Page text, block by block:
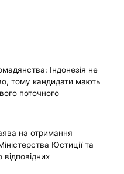
Індонезія не
тому кандидати мають
поточного
на отримання
Юстиції та